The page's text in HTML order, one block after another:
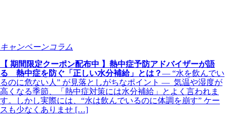
キャンペーンコラム
【 期間限定クーポン配布中 】熱中症予防アドバイザーが語
る 熱中症を防ぐ「正しい水分補給」とは？― “水を飲んでい
るのに危ない人” が見落としがちなポイント ― 気温や湿度が
高くなる季節、「熱中症対策には水分補給」とよく言われま
す。しかし実際には、“水は飲んでいるのに体調を崩す” ケー
スも少なくありませ […]